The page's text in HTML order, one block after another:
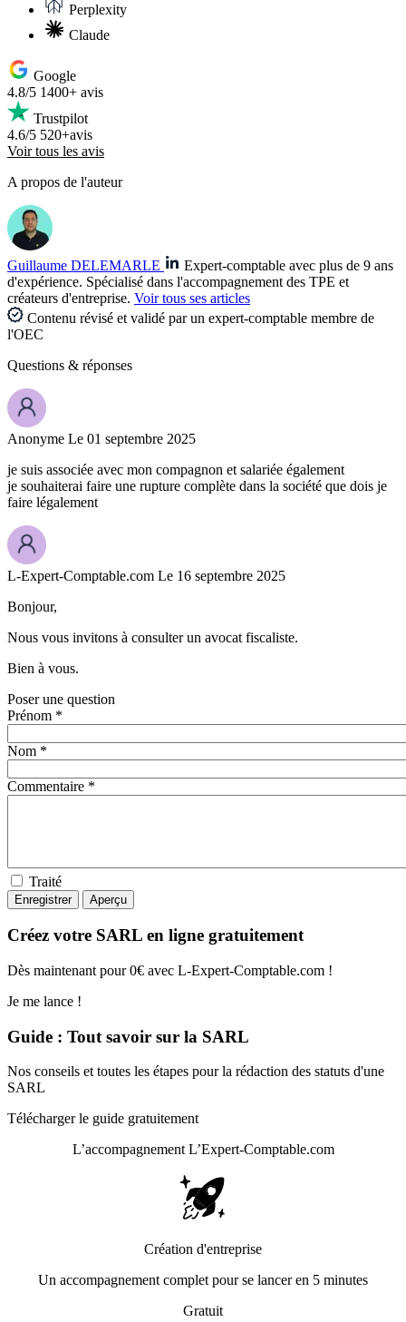
Perplexity
Claude
Google
4.8/5 1400+ avis
Trustpilot
4.6/5 520+avis
Voir tous les avis
A propos de l'auteur
Guillaume DELEMARLE
Expert-comptable avec plus de 9 ans
d'expérience. Spécialisé dans l'accompagnement des TPE et
créateurs d'entreprise. Voir tous ses articles
Contenu révisé et validé par un expert-comptable membre de
l'OEC
Questions & réponses
Anonyme Le 01 septembre 2025
je suis associée avec mon compagnon et salariée également
je souhaiterai faire une rupture complète dans la société que dois je
faire légalement
L-Expert-Comptable.com Le 16 septembre 2025
Bonjour,
Nous vous invitons à consulter un avocat fiscaliste.
Bien à vous.
Poser une question
Prénom *
Nom *
Commentaire *
Traité
Créez votre SARL en ligne gratuitement
Dès maintenant pour 0€ avec L-Expert-Comptable.com !
Je me lance !
Guide : Tout savoir sur la SARL
Nos conseils et toutes les étapes pour la rédaction des statuts d'une
SARL
Télécharger le guide gratuitement
L’accompagnementL’Expert-Comptable.com
Création d'entreprise
Un accompagnement complet pour se lancer en 5 minutes
Gratuit